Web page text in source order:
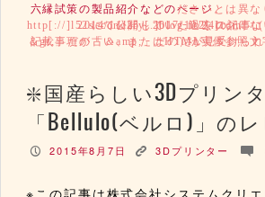
六縁試策の製品紹介などのページ
とは異なりますのでご注意ください。
2014/11/25～2017/10/24の記事については、http[://]l52secondary[.]blog.fc2[.]com/ (ブログタイトルL52)にて公
記載事項が古い、またはHTML実体参照文字の不整合（「＆lt; ＆gt;」だの「＆amp;」だの）が見受けられますが、ご容赦ください。
国産らしい3Dプリン
「Bellulo(ベルロ)」の
P 2015年8月7日 K 3Dプリンター c